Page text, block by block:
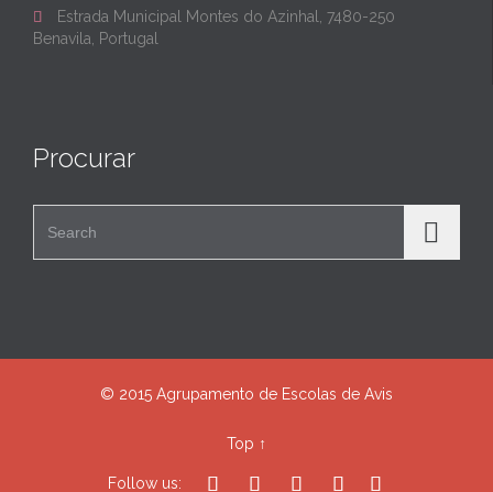

Estrada Municipal Montes do Azinhal, 7480-250
Benavila, Portugal
Procurar
© 2015 Agrupamento de Escolas de Avis
Top ↑
Follow us:     